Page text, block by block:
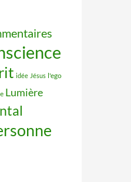
idée Jésus l'ego
Lumière